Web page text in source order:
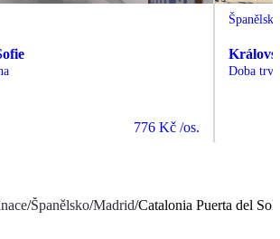
776 Kč /os.
Španělsko
Doba
/Španělsko/Madrid/Catalonia Puerta del Sol